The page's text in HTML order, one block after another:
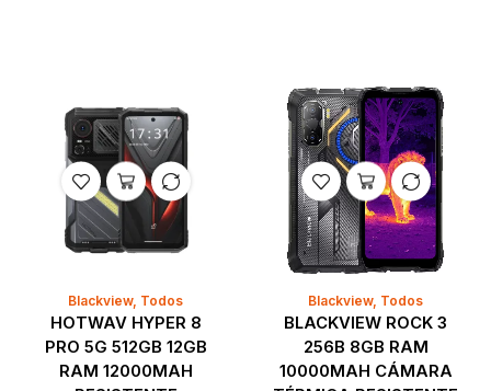
Blackview, Todos
HOTWAV HYPER 8
PRO 5G 512GB 12GB
RAM 12000MAH
Blackview, Todos
BLACKVIEW ROCK 3
256B 8GB RAM
10000MAH CÁMARA